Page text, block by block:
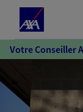
Votre Conseiller